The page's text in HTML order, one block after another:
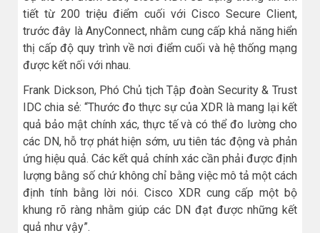
tiết từ 200 triệu điểm cuối với Cisco Secure Client,
trước đây là AnyConnect, nhằm cung cấp khả năng hiển
thị cấp độ quy trình về nơi điểm cuối và hệ thống mạng
được kết nối với nhau.
Frank Dickson, Phó Chủ tịch Tập đoàn Security & Trust
IDC chia sẻ: “Thước đo thực sự của XDR là mang lại kết
quả bảo mật chính xác, thực tế và có thể đo lường cho
các DN, hỗ trợ phát hiện sớm, ưu tiên tác động và phản
ứng hiệu quả. Các kết quả chính xác cần phải được định
lượng bằng số chứ không chỉ bằng việc mô tả một cách
định tính bằng lời nói. Cisco XDR cung cấp một bộ
khung rõ ràng nhằm giúp các DN đạt được những kết
quả như vậy”.